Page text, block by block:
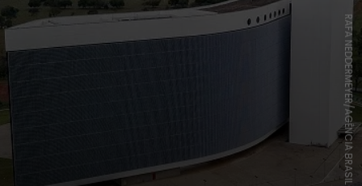
RAFA NEDDERMEYER/AGÊNCIA BRASIL